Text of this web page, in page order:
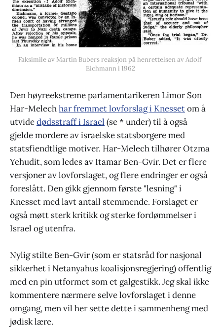
Faksimile av Martin Bubers reaksjon på henrettelsen av Adolf
Eichmann i 1962
Den høyreekstreme parlamentarikeren Limor Son
Har-Melechhar fremmet lovforslag i Knessetom å
utvidedødsstraff i Israel (se * under) til å også
gjelde mordere av israelske statsborgere med
statsfiendtlige motiver. Har-Melech tilhører Otzma
Yehudit, som ledes av Itamar Ben-Gvir. Det er flere
versjoner av lovforslaget, og flere endringer er også
foreslått. Den gikk gjennom første "lesning" i
Knesset med lavt antall stemmende. Forslaget er
også møtt sterk kritikk og sterke fordømmelser i
Israel og utenfra.
Nylig stilte Ben-Gvir (som er statsråd for nasjonal
sikkerhet i Netanyahus koalisjonsregjering) offentlig
med en pin utformet som et galgestikk. Jeg skal ikke
kommentere nærmere selve lovforslaget i denne
omgang, men vil her sette dette i sammenheng med
jødisk lære.